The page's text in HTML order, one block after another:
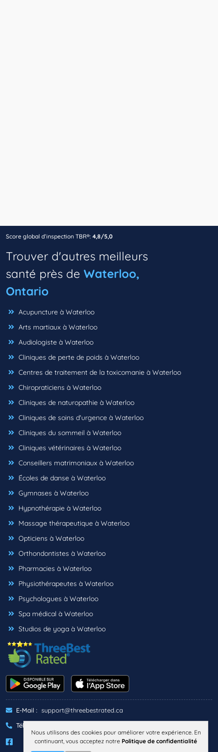
Score global d’inspection TBR®: 4,8/5,0
Trouver d'autres meilleurs
santé près de Waterloo,
Ontario
Acupuncture à Waterloo
Arts martiaux à Waterloo
Audiologiste à Waterloo
Cliniques de perte de poids à Waterloo
Centres de traitement de la toxicomanie à Waterloo
Chiropraticiens à Waterloo
Cliniques de naturopathie à Waterloo
Cliniques de soins d'urgence à Waterloo
Cliniques du sommeil à Waterloo
Cliniques vétérinaires à Waterloo
Conseillers matrimoniaux à Waterloo
Écoles de danse à Waterloo
Gymnases à Waterloo
Hypnothérapie à Waterloo
Massage thérapeutique à Waterloo
Opticiens à Waterloo
Orthondontistes à Waterloo
Pharmacies à Waterloo
Physiothérapeutes à Waterloo
Psychologues à Waterloo
Spa médical à Waterloo
Studios de yoga à Waterloo
E-Mail : support@threebestrated.ca
Téléphone :
Nous utilisons des cookies pour améliorer votre expérience. En
continuant, vous acceptez notre Politique de confidentialité